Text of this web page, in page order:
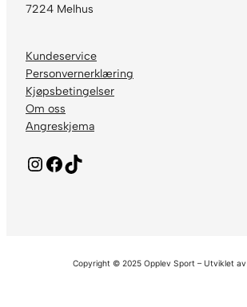
7224 Melhus
Kundeservice
Personvernerklæring
Kjøpsbetingelser
Om oss
Angreskjema
Instagram Facebook TikTok
Copyright © 2025 Opplev Sport – Utviklet av